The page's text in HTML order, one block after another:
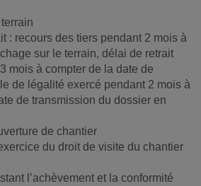
: recours des tiers pendant 2 mois à
sur le terrain, délai de retrait
mois à compter de la date de
de légalité exercé pendant 2 mois à
de transmission du dossier en
de chantier
du droit de visite du chantier
l’achèvement et la conformité